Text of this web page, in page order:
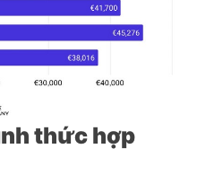
thức hợp